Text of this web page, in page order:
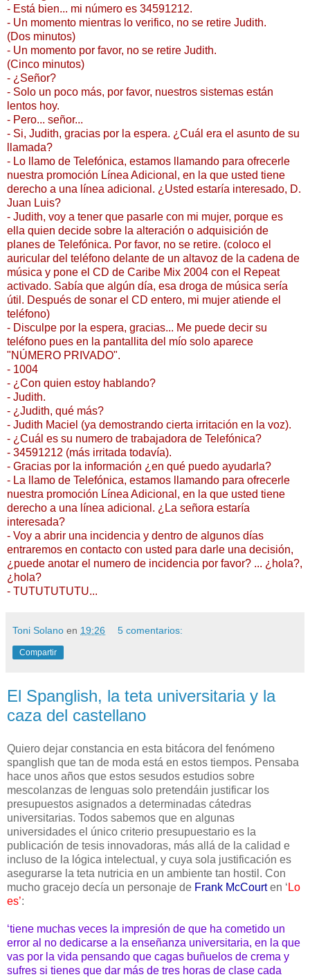
- Está bien... mi número es 34591212.
- Un momento mientras lo verifico, no se retire Judith.
(Dos minutos)
- Un momento por favor, no se retire Judith.
(Cinco minutos)
- ¿Señor?
- Solo un poco más, por favor, nuestros sistemas están
lentos hoy.
- Pero... señor...
- Si, Judith, gracias por la espera. ¿Cuál era el asunto de su
llamada?
- Lo llamo de Telefónica, estamos llamando para ofrecerle
nuestra promoción Línea Adicional, en la que usted tiene
derecho a una línea adicional. ¿Usted estaría interesado, D.
Juan Luis?
- Judith, voy a tener que pasarle con mi mujer, porque es
ella quien decide sobre la alteración o adquisición de
planes de Telefónica. Por favor, no se retire. (coloco el
auricular del teléfono delante de un altavoz de la cadena de
música y pone el CD de Caribe Mix 2004 con el Repeat
activado. Sabía que algún día, esa droga de música sería
útil. Después de sonar el CD entero, mi mujer atiende el
teléfono)
- Disculpe por la espera, gracias... Me puede decir su
teléfono pues en la pantallita del mío solo aparece
"NÚMERO PRIVADO".
- 1004
- ¿Con quien estoy hablando?
- Judith.
- ¿Judith, qué más?
- Judith Maciel (ya demostrando cierta irritación en la voz).
- ¿Cuál es su numero de trabajadora de Telefónica?
- 34591212 (más irritada todavía).
- Gracias por la información ¿en qué puedo ayudarla?
- La llamo de Telefónica, estamos llamando para ofrecerle
nuestra promoción Línea Adicional, en la que usted tiene
derecho a una línea adicional. ¿La señora estaría
interesada?
- Voy a abrir una incidencia y dentro de algunos días
entraremos en contacto con usted para darle una decisión,
¿puede anotar el numero de incidencia por favor? ... ¿hola?,
¿hola?
- TUTUTUTUTU...
Toni Solano en 19:26 5 comentarios:
Compartir
El Spanglish, la teta universitaria y la
caza del castellano
Quiero dejar constancia en esta bitácora del fenómeno
spanglish que tan de moda está en estos tiempos. Pensaba
hace unos años que estos sesudos estudios sobre
mescolanzas de lenguas solo pretendáin justificar los
presupuestos asignados a determinadas cátedras
universitarias. Todos sabemos que en algunas
universidades el único criterio presupuestario es la
publicación de tesis innovadoras, más allá de la calidad e
incluso de la lógica intelectual, y cuya sola justificación es
asegurarse la teta nutricia en un ambiente tan hostil. Con
mucho gracejo decía un personaje de Frank McCourten ‘ Lo
es’:
‘tiene muchas veces la impresión de que ha cometido un
error al no dedicarse a la enseñanza universitaria, en la que
vas por la vida pensando que cagas buñuelos de crema y
sufres si tienes que dar más de tres horas de clase cada